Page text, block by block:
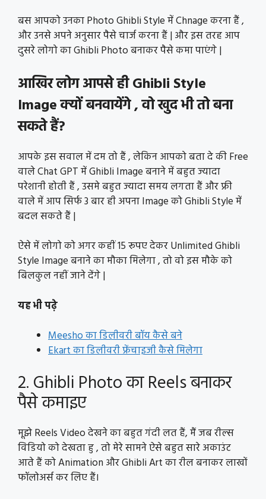
बस आपको उनका Photo Ghibli Style में Chnage करना हैं ,
और उनसे अपने अनुसार पैसे चार्ज करना हैं | और इस तरह आप
दुसरे लोगो का Ghibli Photo बनाकर पैसे कमा पाएंगे |
आखिर लोग आपसे ही Ghibli Style
Image क्यों बनवायेंगे , वो खुद भी तो बना
सकते हैं?
आपके इस सवाल में दम तो हैं , लेकिन आपको बता दे की Free
वाले Chat GPT में Ghibli Image बनाने में बहुत ज्यादा
परेशानी होती हैं , उसमे बहुत ज्यादा समय लगता हैं और फ्री
वाले में आप सिर्फ 3 बार ही अपना Image को Ghibli Style में
बदल सकते हैं |
ऐसे में लोगो को अगर कहीं 15 रूपए देकर Unlimited Ghibli
Style Image बनाने का मौका मिलेगा , तो वो इस मौके को
बिलकुल नहीं जाने देंगे |
यह भी पढ़े
Meesho का डिलीवरी बॉय कैसे बने
Ekart का डिलीवरी फ्रेंचाइजी कैसे मिलेगा
2. Ghibli Photo का Reels बनाकर
पैसे कमाइए
मूझे Reels Video देखने का बहुत गंदी लत हैं, मैं जब रील्स
विडियो को देखता हु , तो मेरे सामने ऐसे बहुत सारे अकाउंट
आते हैं को Animation और Ghibli Art का रील बनाकर लाखों
फॉलोअर्स कर लिए हैं।